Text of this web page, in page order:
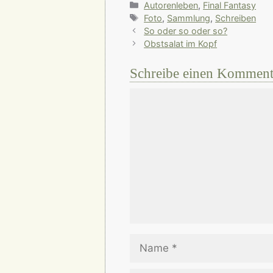
Kategorien
Autorenleben, Final Fantasy
Schlagwörter
Foto, Sammlung, Schreiben
So oder so oder so?
Obstsalat im Kopf
Schreibe einen
Name